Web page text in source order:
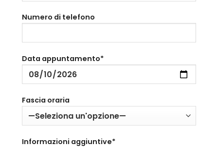
Numero di telefono
Data appuntamento*
Fascia oraria
Informazioni aggiuntive*